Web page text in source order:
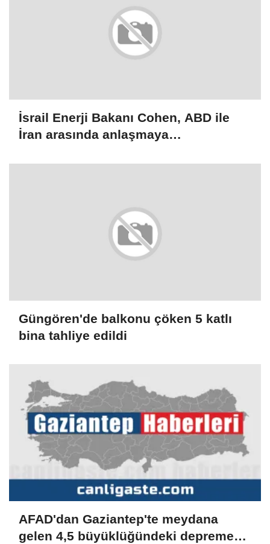
İsrail Enerji Bakanı Cohen, ABD ile
İran arasında anlaşmaya
olacağını söyledi
Güngören'de balkonu çöken 5 katlı
bina tahliye edildi
AFAD'dan Gaziantep'te meydana
gelen 4,5 büyüklüğündeki depreme